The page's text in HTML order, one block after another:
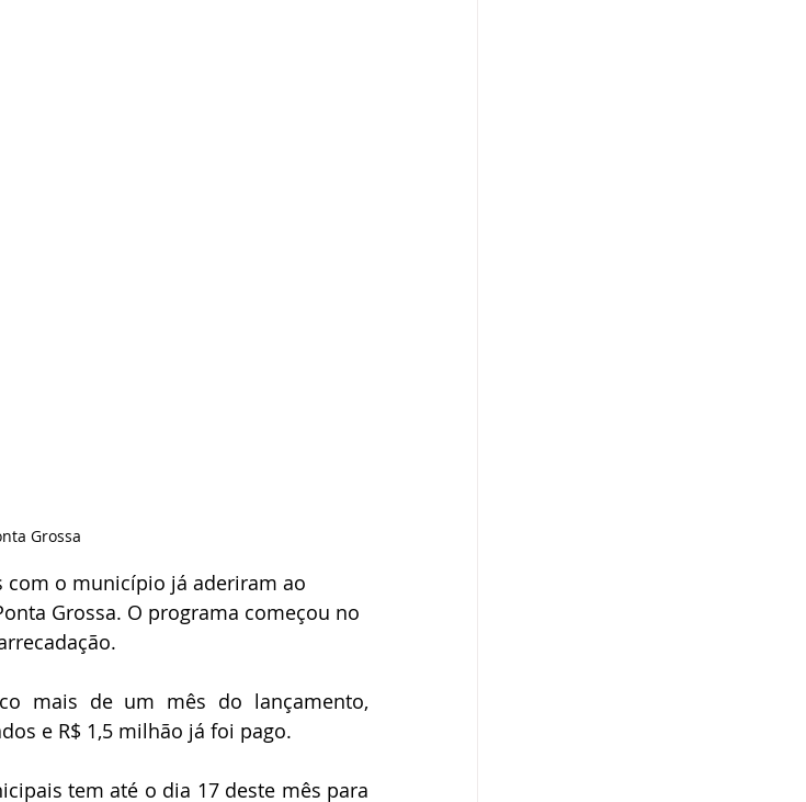
Grossa
com o município já aderiram ao
Grossa. O programa começou no
mais de um mês do lançamento,
e R$ 1,5 milhão já foi pago.
tem até o dia 17 deste mês para